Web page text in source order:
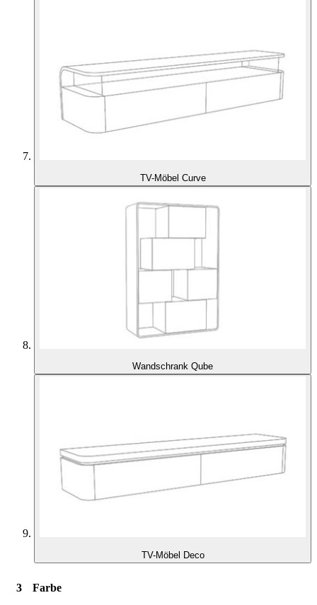
TV-Möbel Curve
Wandschrank Qube
TV-Möbel Deco
Farbe